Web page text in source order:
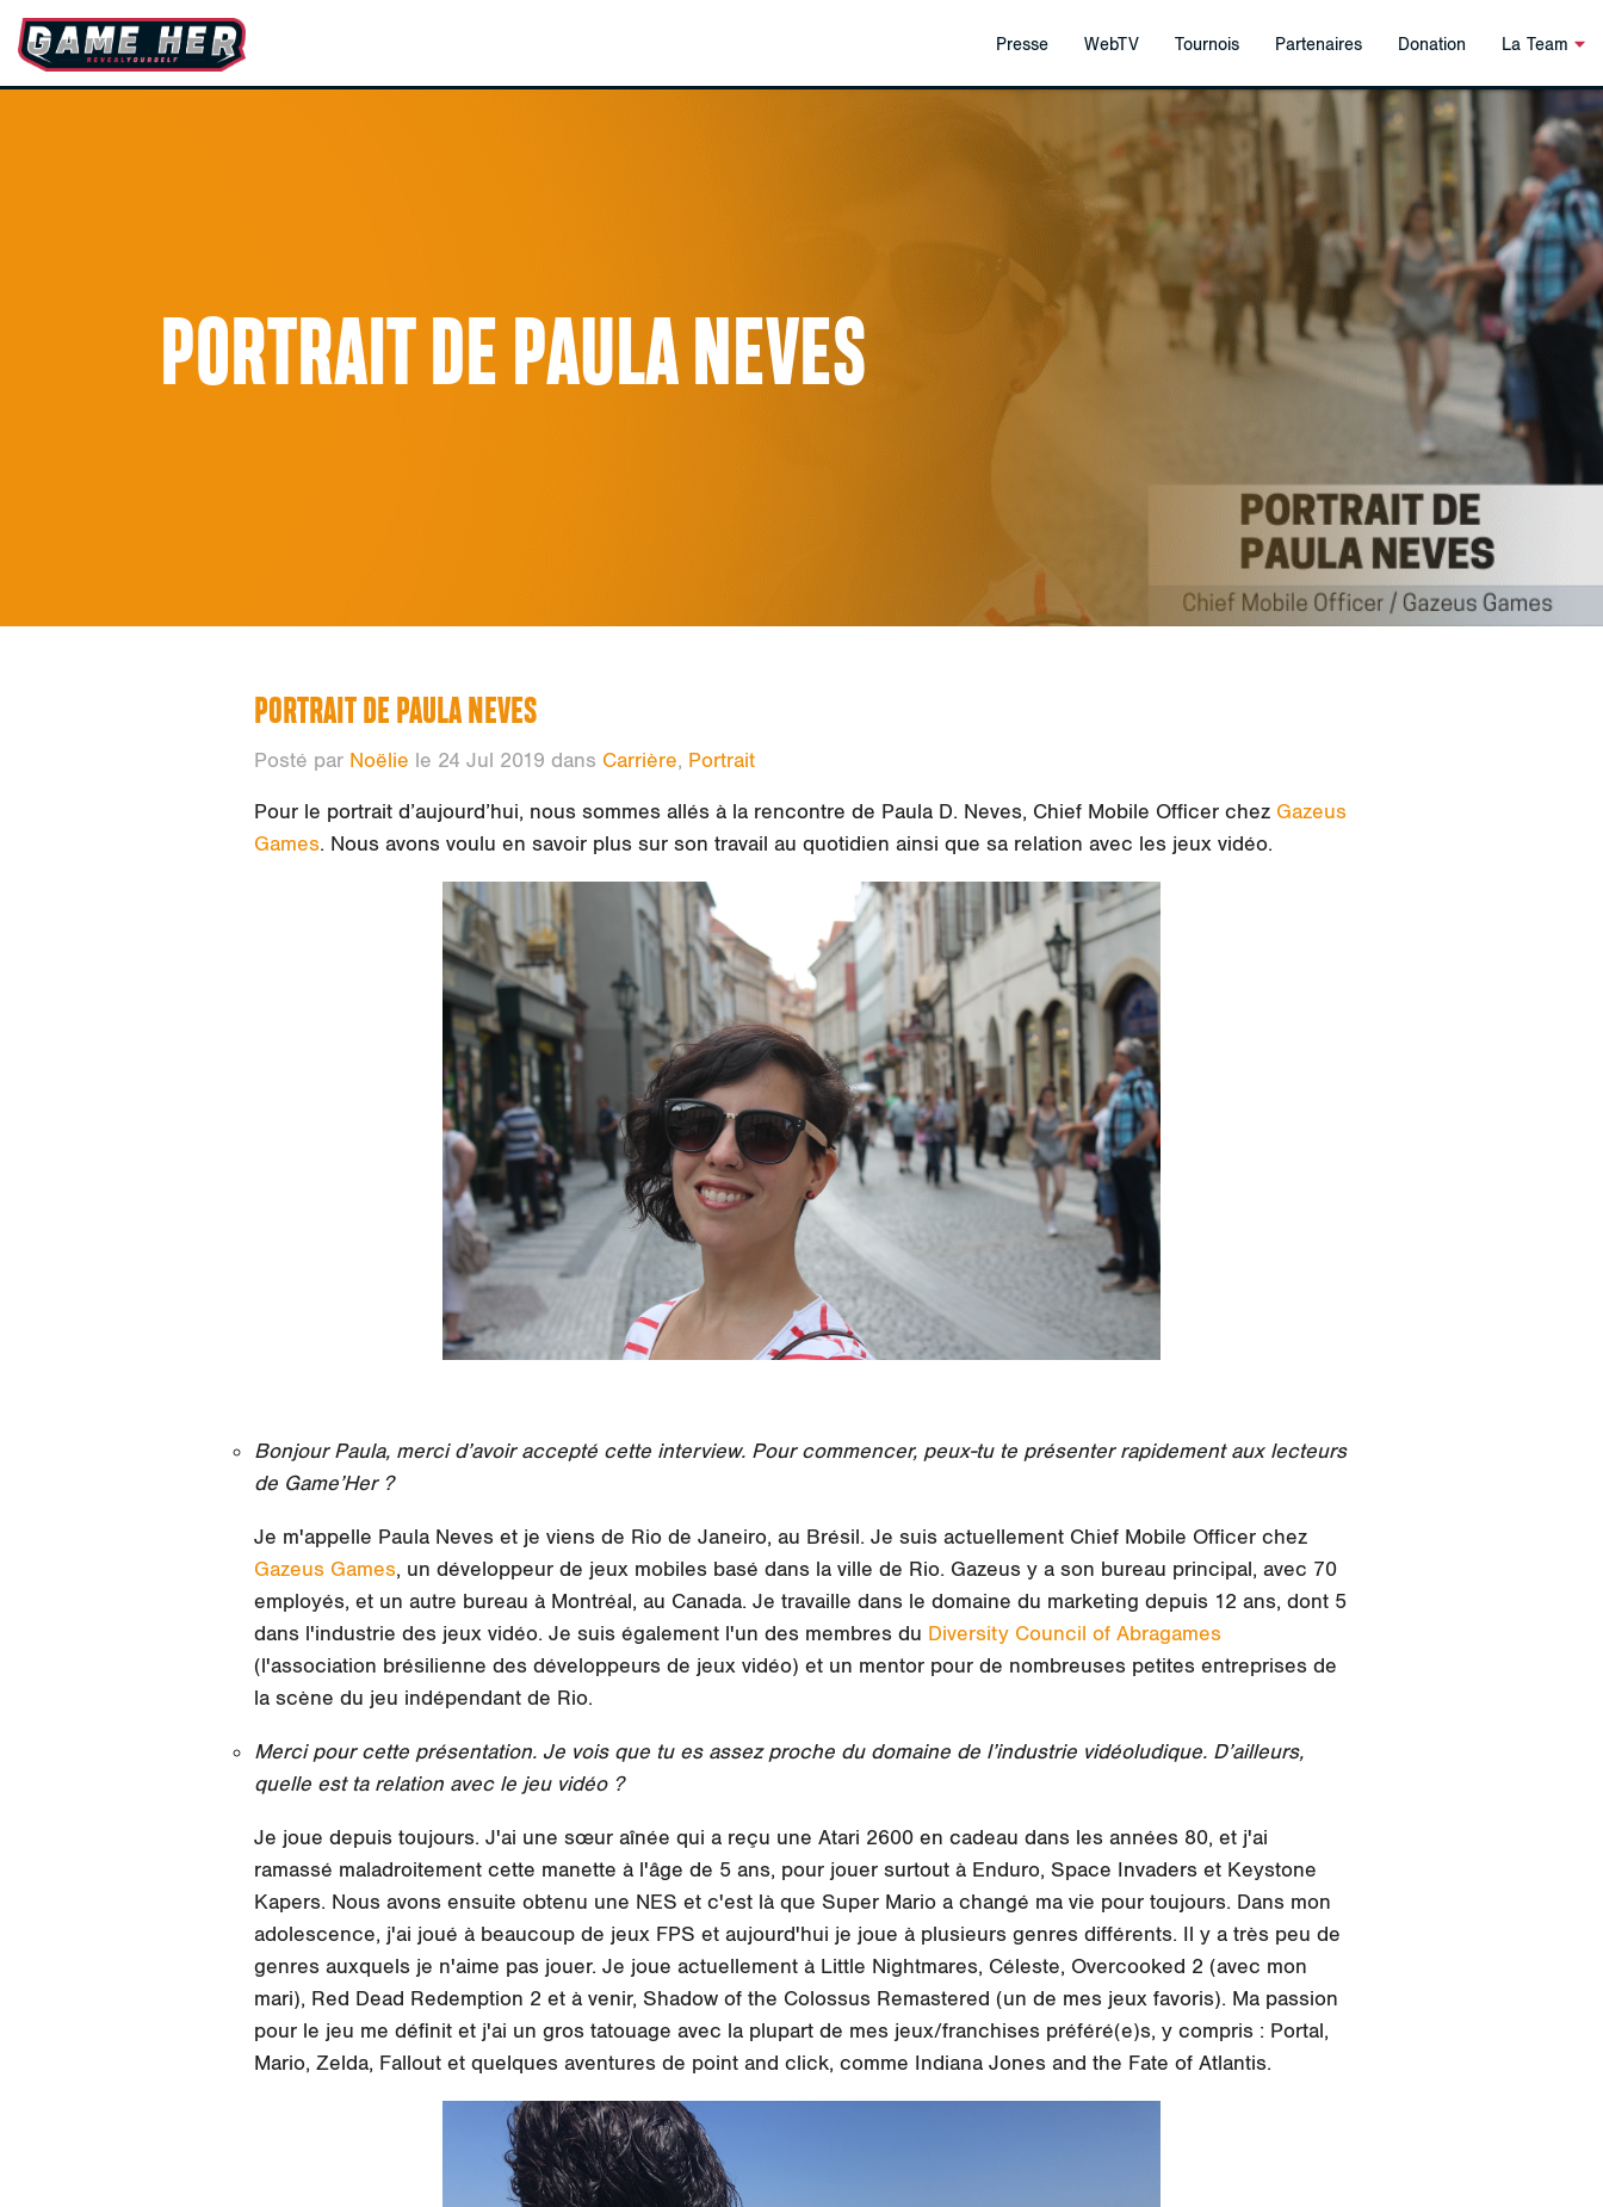
Presse WebTV Tournois Partenaires Donation La Team
PORTRAIT DE PAULA NEVES
PORTRAIT DE PAULA NEVES
Posté par Noëlie le 24 Jul 2019 dans Carrière, Portrait
Pour le portrait d’aujourd’hui, nous sommes allés à la rencontre de Paula D. Neves, Chief Mobile Officer chez Gazeus
Games. Nous avons voulu en savoir plus sur son travail au quotidien ainsi que sa relation avec les jeux vidéo.
Bonjour Paula, merci d’avoir accepté cette interview. Pour commencer, peux-tu te présenter rapidement aux lecteurs
de Game’Her ?
Je m'appelle Paula Neves et je viens de Rio de Janeiro, au Brésil. Je suis actuellement Chief Mobile Officer chez
Gazeus Games, un développeur de jeux mobiles basé dans la ville de Rio. Gazeus y a son bureau principal, avec 70
employés, et un autre bureau à Montréal, au Canada. Je travaille dans le domaine du marketing depuis 12 ans, dont 5
dans l'industrie des jeux vidéo. Je suis également l'un des membres du Diversity Council of Abragames
(l'association brésilienne des développeurs de jeux vidéo) et un mentor pour de nombreuses petites entreprises de
la scène du jeu indépendant de Rio.
Merci pour cette présentation. Je vois que tu es assez proche du domaine de l’industrie vidéoludique. D’ailleurs,
quelle est ta relation avec le jeu vidéo ?
Je joue depuis toujours. J'ai une sœur aînée qui a reçu une Atari 2600 en cadeau dans les années 80, et j'ai
ramassé maladroitement cette manette à l'âge de 5 ans, pour jouer surtout à Enduro, Space Invaders et Keystone
Kapers. Nous avons ensuite obtenu une NES et c'est là que Super Mario a changé ma vie pour toujours. Dans mon
adolescence, j'ai joué à beaucoup de jeux FPS et aujourd'hui je joue à plusieurs genres différents. Il y a très peu de
genres auxquels je n'aime pas jouer. Je joue actuellement à Little Nightmares, Céleste, Overcooked 2 (avec mon
mari), Red Dead Redemption 2 et à venir, Shadow of the Colossus Remastered (un de mes jeux favoris). Ma passion
pour le jeu me définit et j'ai un gros tatouage avec la plupart de mes jeux/franchises préféré(e)s, y compris : Portal,
Mario, Zelda, Fallout et quelques aventures de point and click, comme Indiana Jones and the Fate of Atlantis.